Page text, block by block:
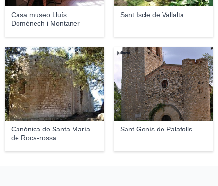
Casa museo Lluís
Domènech i Montaner
Sant Iscle de Vallalta
Canónica de Santa María
de Roca-rossa
Rigole
Sant Genís de Palafolls
juliome